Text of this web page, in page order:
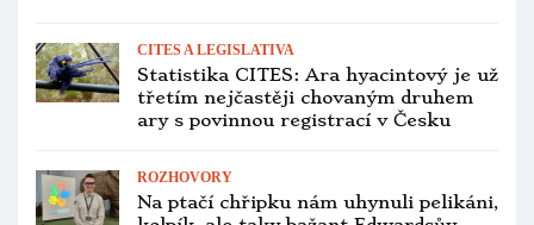
ZÁCHRANNÉ PROGRAMY
Ara škraboškový podruhé vymizel
z přírody, brazilské úřady odchytily
všech 11 volně žijících ptáků
PTAČÍ BURZY
Přehled ptačích burz a výstav pro